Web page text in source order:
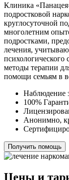
Клиника
подростковой
круглосуточной
многолетним
подростками,
лечения,
методы терапии
помощи семьям в
Наблюдение
100%
Анонимно,
Получить помощь
Цены и